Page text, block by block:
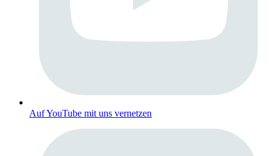
Auf YouTube mit uns vernetzen